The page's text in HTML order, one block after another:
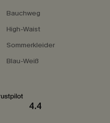
Bauchweg
High-Waist
Sommerkleider
Blau-Weiß
4.4